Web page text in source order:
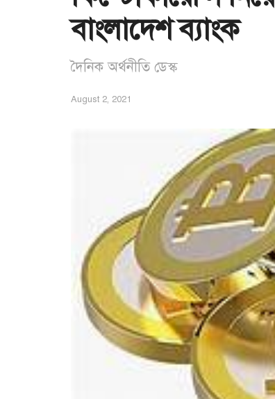
বাংলাদেশ ব্যাংক
দৈনিক অর্থনীতি ডেস্ক
August 2, 2021